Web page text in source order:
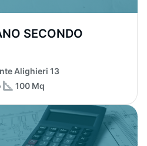
SECONDO
Alighieri 13
100 Mq